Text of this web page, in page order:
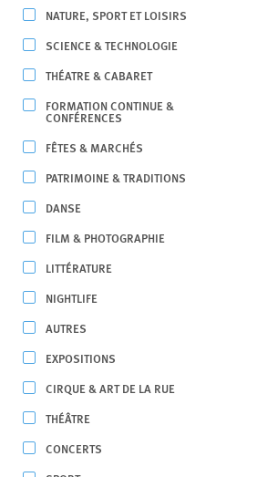
NATURE, SPORT ET LOISIRS
SCIENCE & TECHNOLOGIE
THÉATRE & CABARET
FORMATION CONTINUE &
CONFÉRENCES
FÊTES & MARCHÉS
PATRIMOINE & TRADITIONS
DANSE
FILM & PHOTOGRAPHIE
LITTÉRATURE
NIGHTLIFE
AUTRES
EXPOSITIONS
CIRQUE & ART DE LA RUE
THÉÂTRE
CONCERTS